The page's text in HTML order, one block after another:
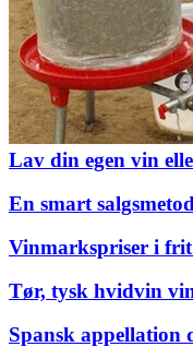
Lav din egen vin
En smart
Vinmarkspriser i
Tør, tysk hvidvin
Spansk appellation